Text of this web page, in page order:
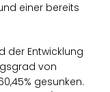
einer bereits
der Entwicklung
von
gesunken.